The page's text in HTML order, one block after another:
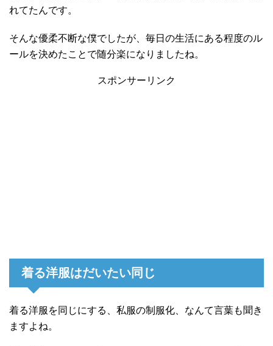
れてたんです。
そんな優柔不断な僕でしたが、毎日の生活にある程度のル
ールを決めたことで随分楽になりましたね。
スポンサーリンク
着る洋服はだいたい同じ
着る洋服を同じにする、私服の制服化、なんて言葉も聞き
ますよね。